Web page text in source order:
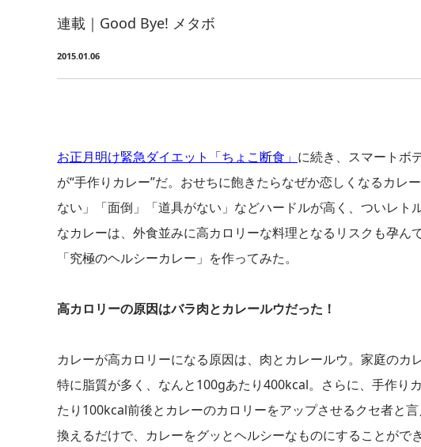
連載｜Good Bye! メタボ
2015.01.06
お正月明け緊急ダイエット「ちょこ断食」 に続き、スマートボ
が“手作りカレー”だ。おせちに飽きたらなぜか恋しくなるカレ
ない」「面倒」「道具がない」などハードルが高く、ついレト
なカレーは、外食並みに高カロリーな料理となるリスクも孕
「究極のヘルシーカレー」を作ってみた。
高カロリーの原因はバラ肉とカレールウだった！
カレーが高カロリーになる原因は、肉とカレールウ。家庭の
特に脂質が多く、なんと100gあたり400kcal。さらに、手作り
たり100kcal前後とカレーのカロリーをアップさせるクセ者と
換えるだけで、カレーをグッとヘルシーなものにすることができ